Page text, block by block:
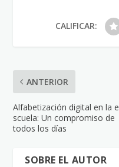
CALIFICAR:
ANTERIOR
Alfabetización digital en la e
scuela: Un compromiso de
todos los días
SOBRE EL AUTOR